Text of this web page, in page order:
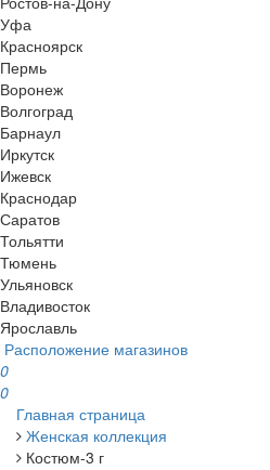
Уфа
Красноярск
Пермь
Воронеж
Волгоград
Барнаул
Иркутск
Ижевск
Краснодар
Саратов
Тольятти
Тюмень
Ульяновск
Владивосток
Ярославль
Расположение магазинов
0
0
Главная страница
Женская коллекция
Костюм-3 г